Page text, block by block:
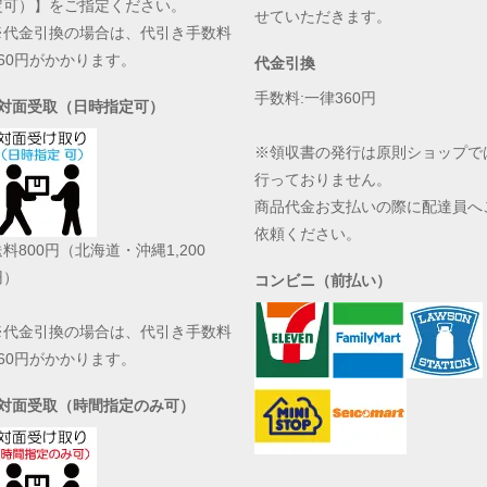
）】をご指定ください。
金引換の場合は、代引き手数料
円がかかります。
面受取（日時指定可）
料800円（北海道・沖縄1,200
金引換の場合は、代引き手数料
円がかかります。
面受取（時間指定のみ可）
せていただきます。
代金引換
手数料:一律360円
※領収書の発行は原則ショップで
行っておりません。
商品代金お支払いの際に配達員へ
依頼ください。
コンビニ（前払い）